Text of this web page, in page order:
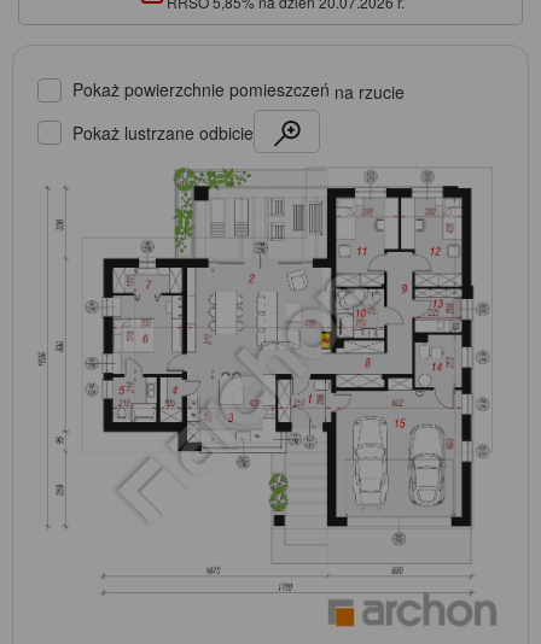
Pokaż powierzchnie pomieszczeń na rzucie
Pokaż lustrzane odbicie